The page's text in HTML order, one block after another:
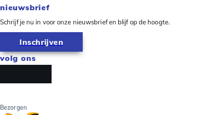
nieuwsbrief
Schrijf je nu in voor onze nieuwsbrief en blijf op de hoogte.
Inschrijven
volg ons
Bezorgen